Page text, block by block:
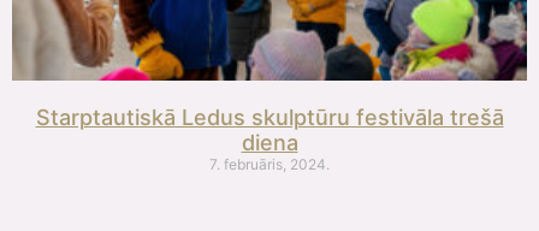
Starptautiskā Ledus skulptūru festivāla trešā
diena
7. februāris, 2024.